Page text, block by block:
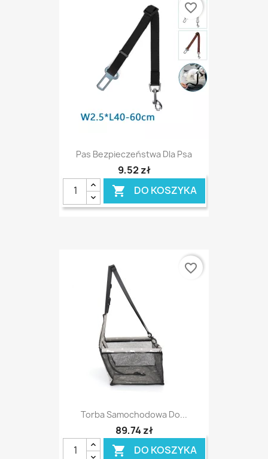
Pas Bezpieczeństwa Dla Psa
9,52 zł
 DO KOSZYKA
favorite_border
Torba Samochodowa Do...
89,74 zł
 DO KOSZYKA
favorite_border